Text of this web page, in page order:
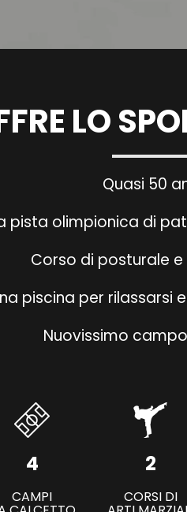
LO
Quasi 50
pista olimpionica di
Corso di posturale
piscina per rilassarsi
Nuovissimo
4
CAMPI
2
CORSI DI